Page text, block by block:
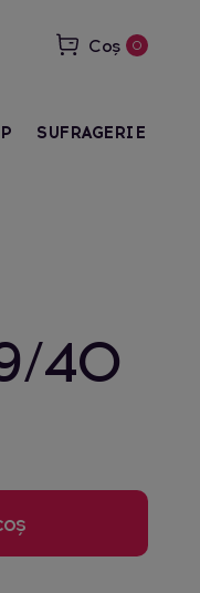
Coș 0
SUFRAGERIE
40